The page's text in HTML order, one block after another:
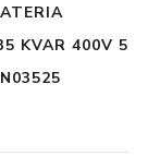
KVAR 400V 5